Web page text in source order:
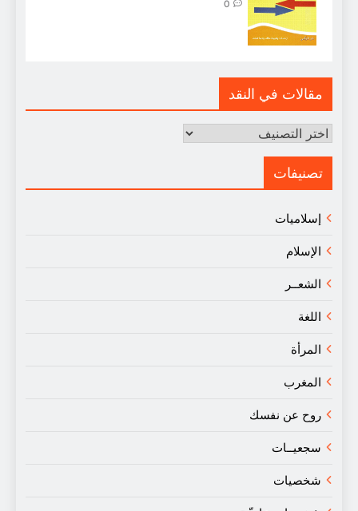
0
مقالات في النقد
مقالات
تصنيفات
إسلاميات
الإسلام
الشعــر
اللغة
المرأة
المغرب
روح عن نفسك
سجعيــات
شخصيات